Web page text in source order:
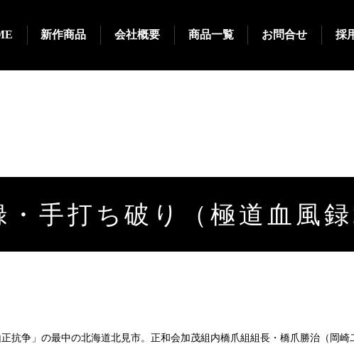
新作商品 会社概要 商品一覧 お問合せ 採
・手打ち破り（極道血風録
抗争」の最中の北海道北見市。正和会加茂組内橋爪組組長・橋爪勝治（岡